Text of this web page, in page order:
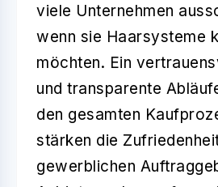
viele Unternehmen
wenn sie Haarsysteme
möchten. Ein
und transparente
den gesamten
stärken die
gewerblichen